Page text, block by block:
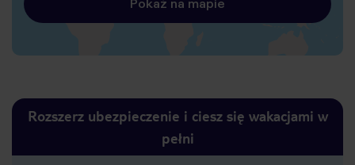
Pokaż na mapie
Rozszerz ubezpieczenie i ciesz się wakacjami w
pełni